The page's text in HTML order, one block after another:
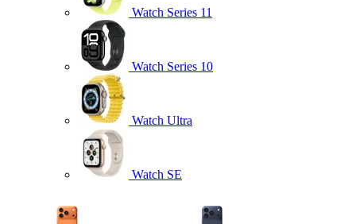
Watch Series 11
Watch Series 10
Watch Ultra
Watch SE